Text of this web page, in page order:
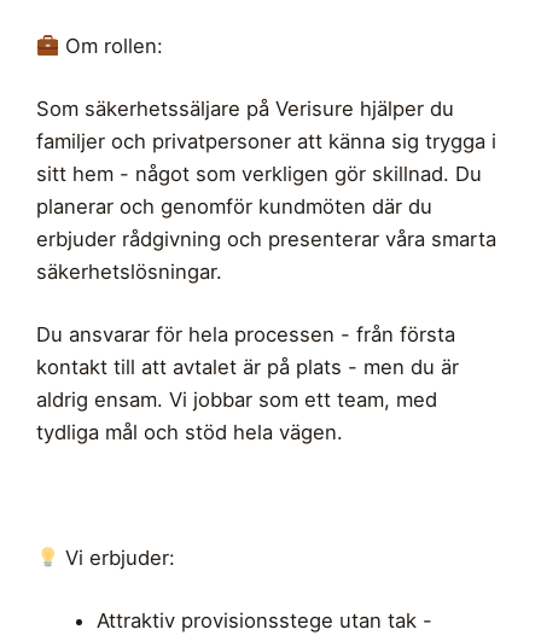
Om rollen:
Som säkerhetssäljare på Verisure hjälper du
familjer och privatpersoner att känna sig trygga i
sitt hem - något som verkligen gör skillnad. Du
planerar och genomför kundmöten där du
erbjuder rådgivning och presenterar våra smarta
säkerhetslösningar.
Du ansvarar för hela processen - från första
kontakt till att avtalet är på plats - men du är
aldrig ensam. Vi jobbar som ett team, med
tydliga mål och stöd hela vägen.
Vi erbjuder:
Attraktiv provisionsstege utan tak -